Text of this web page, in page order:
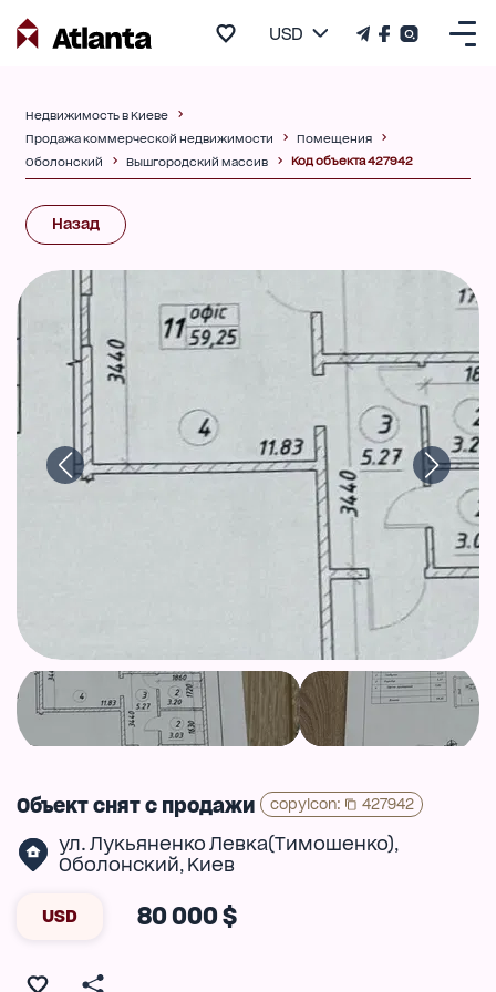
USD
Недвижимость в Киеве
Продажа коммерческой недвижимости
Помещения
Оболонский
Вышгородский массив Код объекта 427942
Назад
Объект снят с продажи copyIcon: 427942
ул. Лукьяненко Левка(Тимошенко),
Оболонский, Киев
USD 80 000 $